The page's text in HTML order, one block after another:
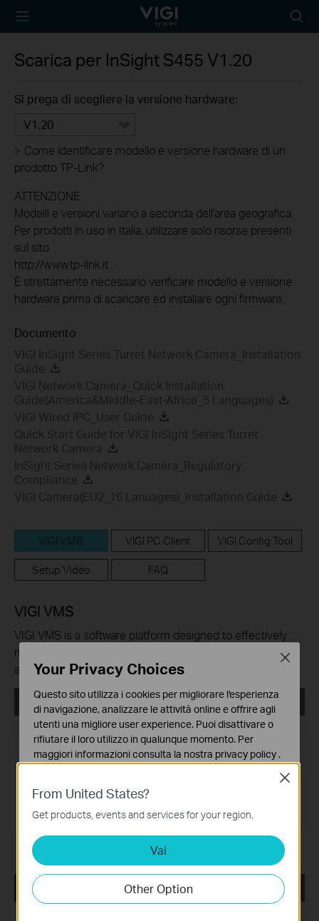
TP-Link, Reliably
icon
Scarica per InSight S455 V1.20
Si prega di scegliere la versione hardware:
V1.20
> Come identificare modello e versione hardware di un
prodotto TP-Link?
ATTENZIONE
Modelli e versioni variano a seconda dell'area geografica.
Per prodotti in uso in Italia, utilizzare solo risorse presenti
sul sito
http://www.tp-link.it .
È strettamente necessario verificare modello e versione
hardware prima di scaricare ed installare ogni firmware.
Documento
VIGI InSight Series Turret Network Camera_Installation
Guide
VIGI Network Camera_Quick Installation
Guide(America&Middle-East-Africa_5 Languages)
VIGI Wired IPC_User Guide
Quick Start Guide for VIGI InSight Series Turret
Network Camera
InSight Series Network Camera_Regulatory
Compliance
VIGI Camera(EU2_16 Lanuages)_Installation Guide
VIGI VMS VIGI PC Client VIGI Config Tool
Setup Video FAQ
VIGI VMS
VIGI VMS is a software platform designed to effectively
manage surveillance devices and users from multiple
sites in a unified and intuitive manner.
VIGI VMS_1.8.56_32bits
Data di pubblicazione:2025-01-16
Lingua:Multi-language
Dimensioni file: 473.44 MB
Sistema operativo: Windows 7/10/11/Server 2008 32bits
Release Note >
VIGI VMS_1.8.56_64bits
From United States?
Get products, events and services for your region.
Vai
Other Option
Close
Your Privacy Choices
Questo sito utilizza i cookies per migliorare l'esperienza
di navigazione, analizzare le attività online e offrire agli
utenti una migliore user experience. Puoi disattivare o
rifiutare il loro utilizzo in qualunque momento. Per
maggiori informazioni consulta la nostra privacy policy .
Questi cookies sono necessari per il corretto
funzionamento del sito e non possono essere disattivati
nel tuo sistema.
Analytics e Marketing Cookies
I cookies analitici ci permettono di analizzare le tue
attività sul nostro sito allo scopo di migliorarne le
funzionalità.
Close